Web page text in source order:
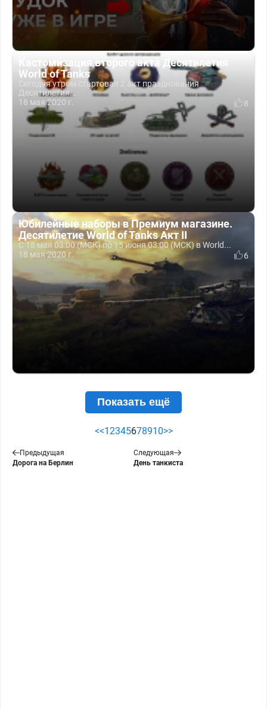
Кастомизация второго акта Десятилетия
World of Tanks
Сегодня утром стартовал 2 акт празднования
Десятилетия...
18 мая 2020 г.
8
Юбилейные наборы в Премиум магазине.
Десятилетие World of Tanks Акт II
С 18 мая 03:00 (МСК) по 15 июня 03:00 (МСК) в World...
18 мая 2020 г.
6
Показать ещё
<<12345678910>>
Предыдущая
Дорога на Берлин
Следующая
День танкиста